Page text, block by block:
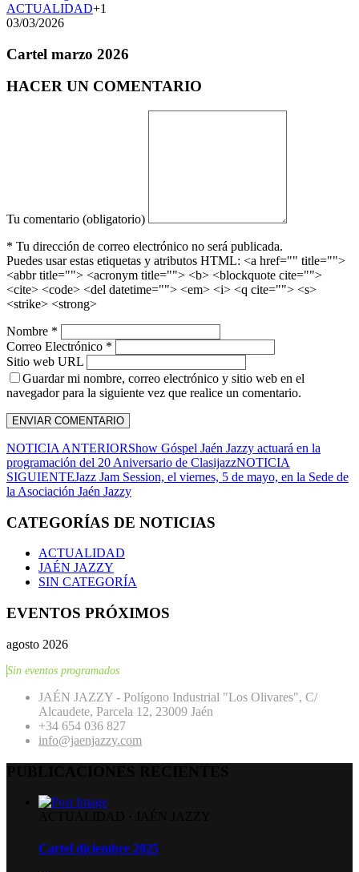
ACTUALIDAD+1
03/03/2026
Cartel marzo 2026
HACER UN COMENTARIO
Tu comentario (obligatorio)
* Tu dirección de correo electrónico no será publicada.
Puedes usar estas etiquetas y atributos HTML: <a href="" title="">
<abbr title=""> <acronym title=""> <b> <blockquote cite="">
<cite> <code> <del datetime=""> <em> <i> <q cite=""> <s>
<strike> <strong>
Nombre *
Correo Electrónico *
Sitio web URL
Guardar mi nombre, correo electrónico y sitio web en el
navegador para la siguiente vez que realice un comentario.
NOTICIA ANTERIORShow Góspel Jaén Jazzy actuará en la
programación del 20 Aniversario de ClasijazzNOTICIA
SIGUIENTEJazz Jam Session, el viernes, 5 de mayo, en la Sede de
la Asociación Jaén Jazzy
CATEGORÍAS DE NOTICIAS
ACTUALIDAD
JAÉN JAZZY
SIN CATEGORÍA
EVENTOS PRÓXIMOS
agosto 2026
Sin eventos programados
JAÉN JAZZY - Polígono Industrial "Los Olivares", C/
Alcaudete, Parcela 12, 23009 Jaén
+34 654 036 827
info@jaenjazzy.com
Cartel diciembre 2025